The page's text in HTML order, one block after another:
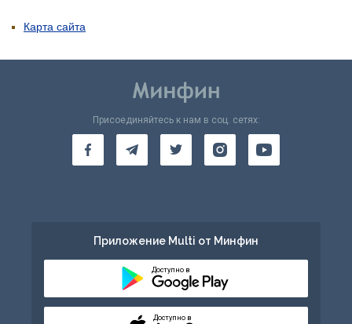
Карта сайта
Присоединяйтесь к нам в соц. сетях:
Приложение Multi от Минфин
Доступно в
Доступно в